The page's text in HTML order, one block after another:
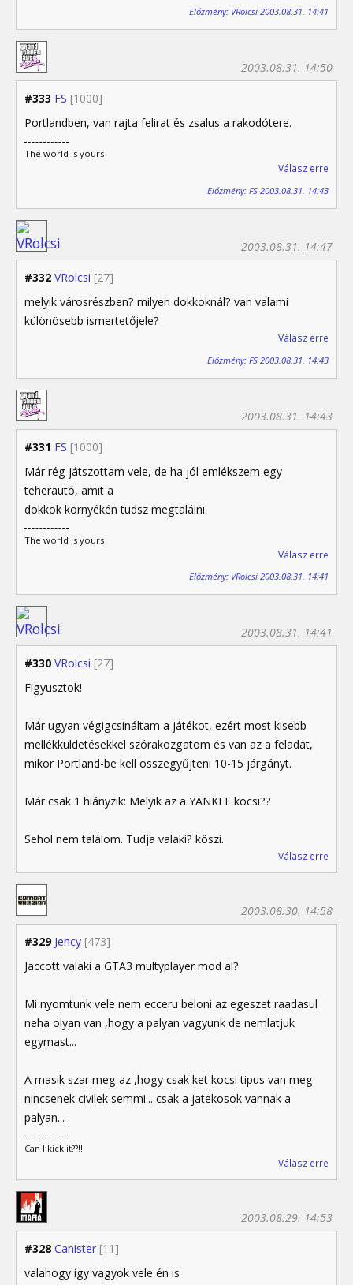
Előzmény: VRolcsi 2003.08.31. 14:41
#333 FS [1000]
2003.08.31. 14:50
Portlandben, van rajta felirat és zsalus a rakodótere.
The world is yours
Válasz erre
Előzmény: FS 2003.08.31. 14:43
#332 VRolcsi [27]
2003.08.31. 14:47
melyik városrészben? milyen dokkoknál? van valami
különösebb ismertetőjele?
Válasz erre
Előzmény: FS 2003.08.31. 14:43
#331 FS [1000]
2003.08.31. 14:43
Már rég játszottam vele, de ha jól emlékszem egy
teherautó, amit a
dokkok környékén tudsz megtalálni.
The world is yours
Válasz erre
Előzmény: VRolcsi 2003.08.31. 14:41
#330 VRolcsi [27]
2003.08.31. 14:41
Figyusztok!
Már ugyan végigcsináltam a játékot, ezért most kisebb
mellékküldetésekkel szórakozgatom és van az a feladat,
mikor Portland-be kell összegyűjteni 10-15 járgányt.
Már csak 1 hiányzik: Melyik az a YANKEE kocsi??
Sehol nem találom. Tudja valaki? köszi.
Válasz erre
#329 Jency [473]
2003.08.30. 14:58
Jaccott valaki a GTA3 multyplayer mod al?
Mi nyomtunk vele nem ecceru beloni az egeszet raadasul
neha olyan van ,hogy a palyan vagyunk de nemlatjuk
egymast...
A masik szar meg az ,hogy csak ket kocsi tipus van meg
nincsenek civilek semmi... csak a jatekosok vannak a
palyan...
Can I kick it??!!
Válasz erre
#328 Canister [11]
2003.08.29. 14:53
valahogy így vagyok vele én is